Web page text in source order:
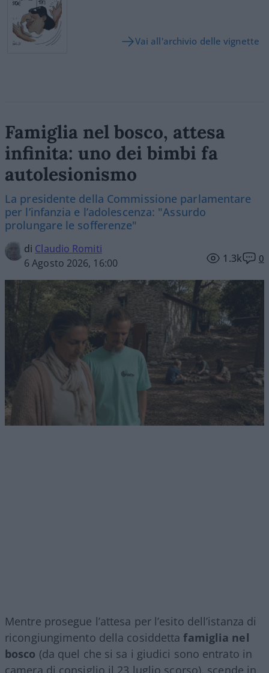
Vai all'archivio delle vignette
Famiglia nel bosco, attesa
infinita: uno dei bimbi fa
autolesionismo
La presidente della Commissione parlamentare
per l’infanzia e l’adolescenza: "Assurdo
prolungare le sofferenze"
di Claudio Romiti
6 Agosto 2026, 16:00
1.3k 0
Mentre prosegue l’attesa per l’esito dell’istanza di
ricongiungimento della cosiddettafamiglia nel
bosco (da quel che si sa i giudici sono entrato in